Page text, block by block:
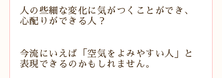
人の些細な変化に気がつくことができ、
心配りができる人？
今流にいえば「空気をよみやすい人」と
表現できるのかもしれません。